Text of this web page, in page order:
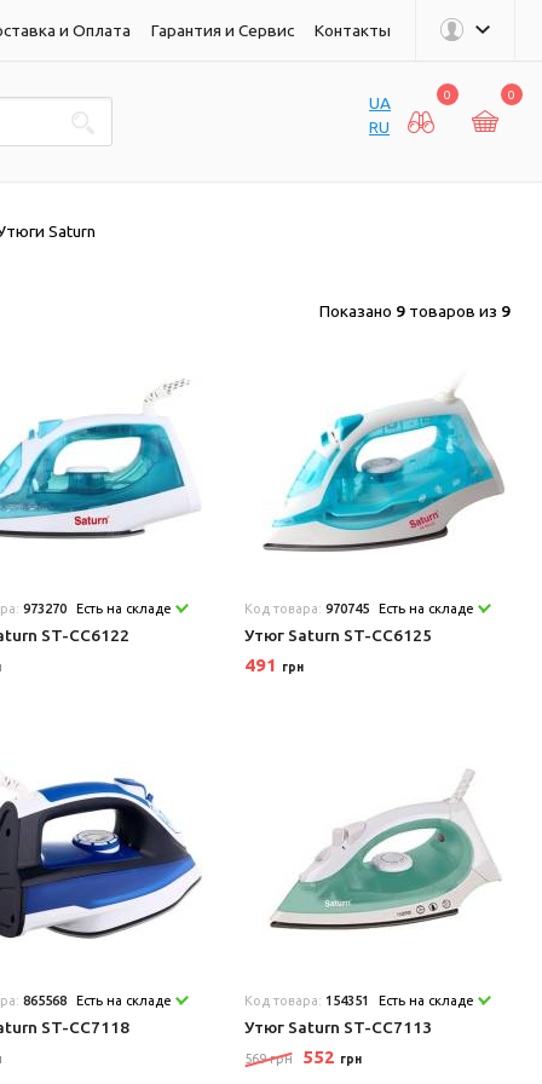
и Оплата Гарантия и Сервис Контакты
UA
RU
0 0
Saturn
Показано 9 товаров из 9
973270 Есть на складе
ST-CC6122
Код товара:970745 Есть на складе
Утюг Saturn ST-CC6125
491 грн
865568 Есть на складе
ST-CC7118
Код товара: 154351 Есть на складе
Утюг Saturn ST-CC7113
569 грн 552 грн